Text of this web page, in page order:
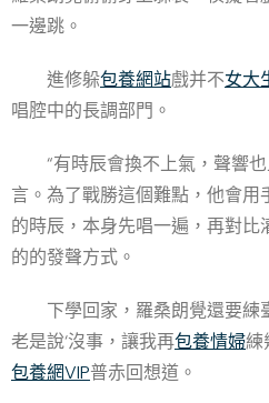
一邊跳。
進修躲包養網站戲并不女大
唱腔中的長調部門。
“有時辰會換不上氣，聲響
言。為了戰勝這個難點，他會用
的時辰，本身先唱一遍，再對
的的發聲方式。
下學回家，羅桑朗覺還要練
老是說‘沒事，讓我再包養情婦練
包養網VIP普赤回想道。